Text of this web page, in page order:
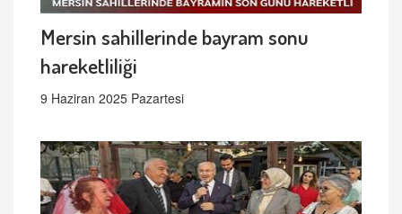
Mersin sahillerinde bayram sonu
hareketliliği
9 Haziran 2025 Pazartesi